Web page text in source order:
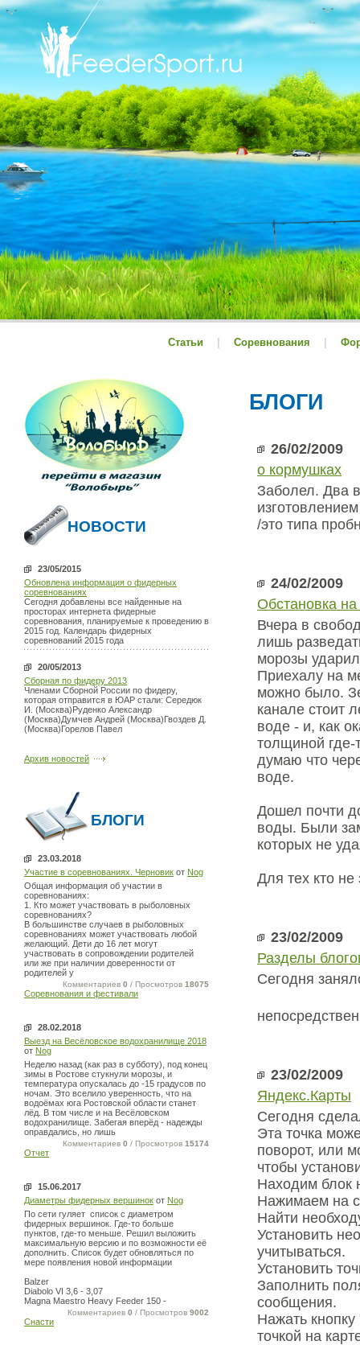
Статьи Соревнования
НОВОСТИ
23/05/2015
Обновлена информация о фидерных
соревнованиях
Сегодня добавлены все найденные на
просторах интернета фидерные
соревнования, планируемые к проведению в
2015 год. Календарь фидерных
соревнований 2015 года
20/05/2013
Сборная по фидеру 2013
Членами Сборной России по фидеру,
которая отправится в ЮАР стали: Середюк
И. (Москва)Руденко Александр
(Москва)Думчев Андрей (Москва)Гвоздев Д.
(Москва)Горелов Павел
Архив новостей
БЛОГИ
23.03.2018
Участие в соревнованиях. Черновик от Nog
Общая информация об участии в
соревнованиях:
1. Кто может участвовать в рыболовных
соревнованиях?
В большинстве случаев в рыболовных
соревнованиях может участвовать любой
желающий. Дети до 16 лет могут
участвовать в сопровождении родителей
или же при наличии доверенности от
родителей у
Комментариев 0 / Просмотров 18075
Соревнования и фестивали
28.02.2018
Выезд на Весёловское водохранилище 2018
от Nog
Неделю назад (как раз в субботу), под конец
зимы в Ростове стукнули морозы, и
температура опускалась до -15 градусов по
ночам. Это вселило уверенность, что на
водоёмах юга Ростовской области станет
лёд. В том числе и на Весёловском
водохранилище. Забегая вперёд - надежды
оправдались, но лишь
Комментариев 0 / Просмотров 15174
Отчет
15.06.2017
Диаметры фидерных вершинок от Nog
По сети гуляет список с диаметром
фидерных вершинок. Где-то больше
пунктов, где-то меньше. Решил выложить
максимальную версию и по возможности её
дополнить. Список будет обновляться по
мере появления новой информации
Balzer
Diabolo VI 3,6 - 3,07
Magna Maestro Heavy Feeder 150 -
Комментариев 0 / Просмотров 9002
Снасти
БЛОГИ
26/02/2009
о кормушках
Заболел. Два
/это типа
24/02/2009
Обстановка
Вчера в
лишь
морозы
Приехалу на
можно было.
канале стоит
воде - и, как
толщиной где-
думаю что
воде.
Дошел почти
воды. Были
которых не
Для тех кто
23/02/2009
Разделы
Сегодня
23/02/2009
Яндекс.Карты
Сегодня
Эта точка
поворот, или
чтобы
Находим блок
Нажимаем на
Найти
Установить
учитываться.
Установить
Заполнить
сообщения.
Нажать
точкой на